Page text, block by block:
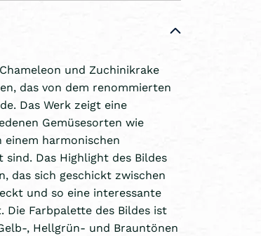
und Zuchinikrake
das von dem renommierten
Das Werk zeigt eine
Gemüsesorten wie
harmonischen
Das Highlight des Bildes
das sich geschickt zwischen
und so eine interessante
Die Farbpalette des Bildes ist
, Hellgrün- und Brauntönen